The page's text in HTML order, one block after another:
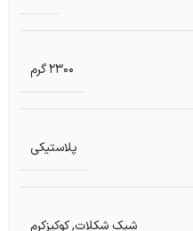
2300 گرم
پلاستیکی
شیک شکلات,کوکیزکرم